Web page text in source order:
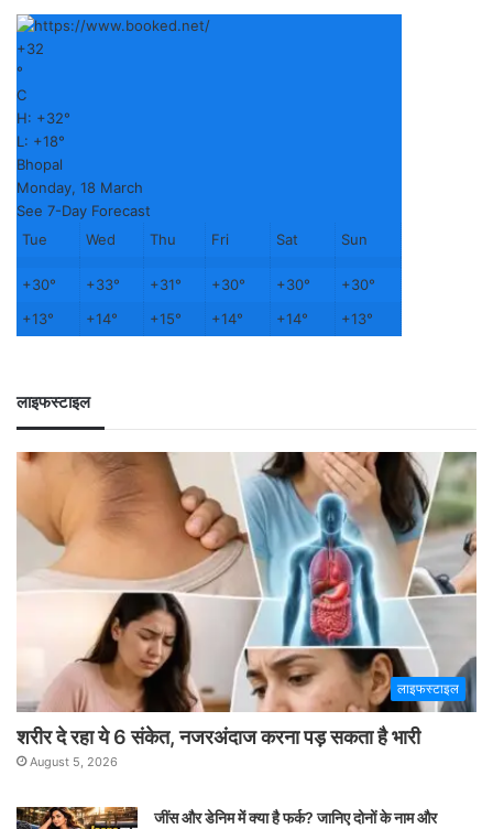
+32
°
C
H: +32°
L: +18°
Bhopal
Monday, 18 March
See 7-Day Forecast
Tue
Wed Thu Fri Sat Sun
+30° +33° +31° +30° +30° +30°
+13° +14° +15° +14° +14° +13°
लाइफस्टाइल
लाइफस्टाइल
शरीर दे रहा ये 6 संकेत, नजरअंदाज करना पड़ सकता है भारी
August 5, 2026
जींस और डेनिम में क्या है फर्क? जानिए दोनों के नाम और